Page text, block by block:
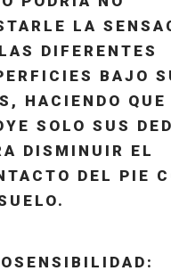
LA
DIFERENTES
BAJO
HACIENDO QUE
SOLO SUS
DISMINUIR EL
DEL PIE